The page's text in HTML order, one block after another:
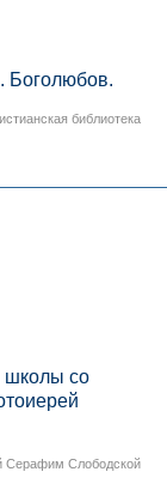
Боголюбов.
библиотека
школы со
Серафим Слободской